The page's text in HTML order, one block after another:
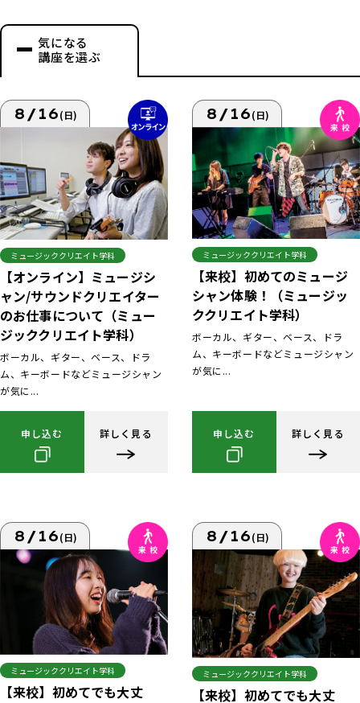
気になる
講座を選ぶ
8/16(日)
ミュージッククリエイト学科
【オンライン】ミュージシ
ャン/サウンドクリエイター
のお仕事について（ミュー
ジッククリエイト学科）
ボーカル、ギター、ベース、ドラ
ム、キーボードなどミュージシャン
が気に...
申し込む 詳しく見る
8/16(日)
ミュージッククリエイト学科
【来校】初めてのミュージ
シャン体験！（ミュージッ
ククリエイト学科）
ボーカル、ギター、ベース、ドラ
ム、キーボードなどミュージシャン
が気に...
申し込む 詳しく見る
8/16(日)
ミュージッククリエイト学科
【来校】初めてでも大丈
8/16(日)
ミュージッククリエイト学科
【来校】初めてでも大丈